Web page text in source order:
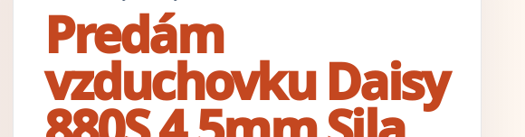
Predám
vzduchovku Daisy